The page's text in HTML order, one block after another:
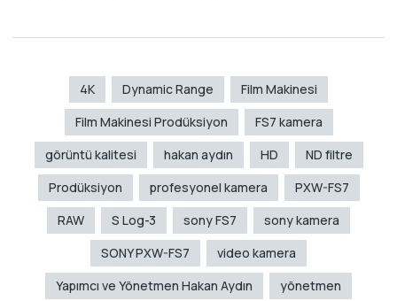
4K Dynamic Range
Film Makinesi
Film Makinesi Prodüksiyon
FS7 kamera
görüntü kalitesi
hakan aydın HD
ND filtre
Prodüksiyon
profesyonel kamera
PXW-FS7
RAW
S Log-3 sony FS7
sony kamera
SONY PXW-FS7
video kamera
Yapımcı ve Yönetmen Hakan Aydın
yönetmen